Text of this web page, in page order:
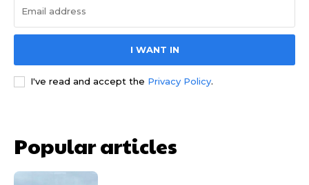
I WANT IN
I've read and accept the Privacy Policy.
Popular articles